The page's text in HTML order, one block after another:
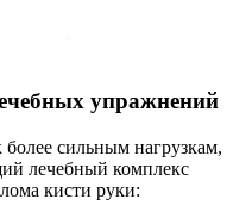
упражнений
сильным нагрузкам,
лечебный комплекс
кисти руки: